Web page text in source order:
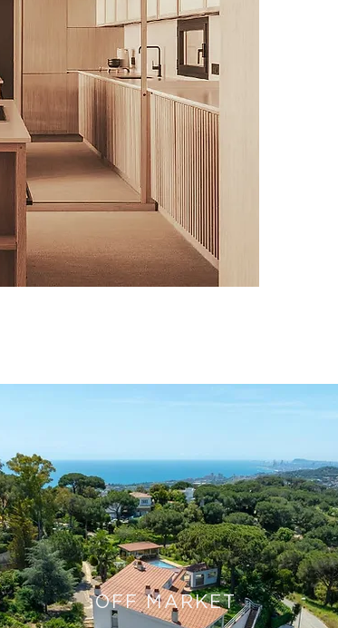
OFF MARKET